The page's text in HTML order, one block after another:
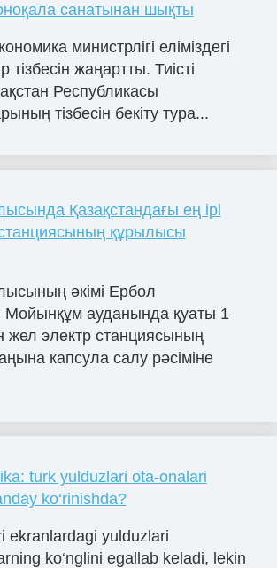
санатынан шықты
министрлігі еліміздегі
жаңартты. Тиісті
Республикасы
тізбесін бекіту тура...
Қазақстандағы ең ірі
құрылысы
әкімі Ербол
Мойынқұм ауданында қуаты 1
жел электр станциясының
капсула салу рәсіміне
turk yulduzlari ota-onalari
ko‘rinishda?
ekranlardagi yulduzlari
ko‘nglini egallab keladi, lekin